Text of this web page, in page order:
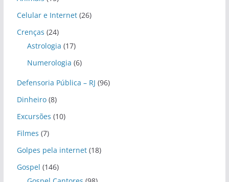
Celular e Internet(26)
Crenças (24)
Astrologia (17)
Numerologia (6)
Defensoria Pública – RJ (96)
Dinheiro(8)
Excursões (10)
Filmes (7)
Golpes pela internet(18)
Gospel (146)